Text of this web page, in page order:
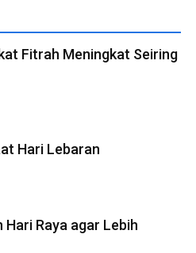
Fitrah Meningkat Seiring
Hari Lebaran
Raya agar Lebih